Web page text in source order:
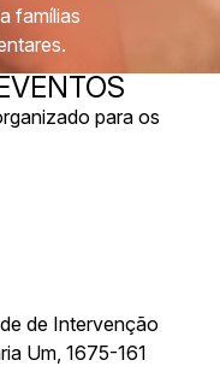
famílias
para os
de Intervenção
Um, 1675-161